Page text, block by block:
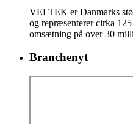
VELTEK er Danmarks
og repræsenterer cirka
omsætning på over 30
Branchenyt